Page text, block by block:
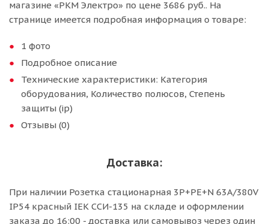
магазине «РКМ Электро» по цене 3686 руб.. На
странице имеется подробная информация о товаре:
1 фото
Подробное описание
Технические характеристики: Категория
оборудования, Количество полюсов, Степень
защиты (ip)
Отзывы (0)
Доставка:
При наличии Розетка стационарная 3P+РЕ+N 63A/380V
IP54 красный IEK ССИ-135 на складе и оформлении
заказа до 16:00 - доставка или самовывоз через один